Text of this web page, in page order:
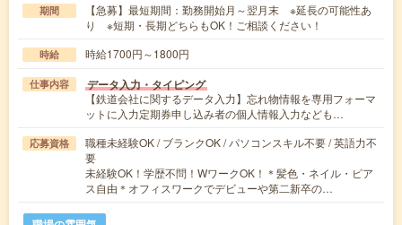
期間
【急募】最短期間：勤務開始月～翌月末 ※延長の可能性あ
り ※短期・長期どちらもOK！ご相談ください！
時給 時給1700円～1800円
仕事内容 データ入力・タイピング
【鉄道会社に関するデータ入力】忘れ物情報を専用フォーマ
ットに入力定期券申し込み者の個人情報入力なども…
応募資格
職種未経験OK / ブランクOK / パソコンスキル不要 / 英語力不
要
未経験OK！学歴不問！WワークOK！＊髪色・ネイル・ピア
ス自由＊オフィスワークでデビューや第二新卒の…